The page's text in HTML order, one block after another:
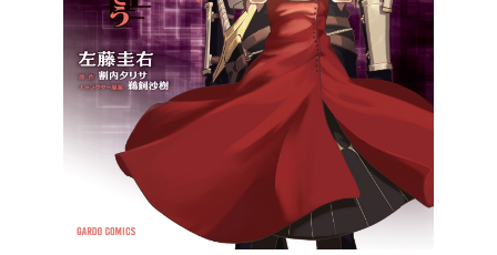
ロサージュノベルス
コミックガルド